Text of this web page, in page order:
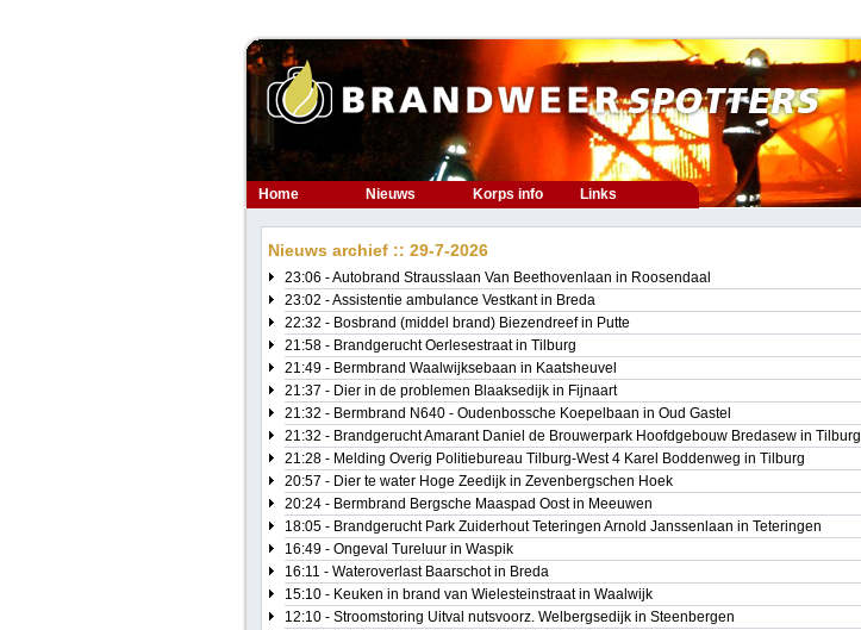
Home Nieuws Korps info Links
Nieuws archief :: 29-7-2026
23:06 - Autobrand Strausslaan Van Beethovenlaan in Roosendaal
23:02 - Assistentie ambulance Vestkant in Breda
22:32 - Bosbrand (middel brand) Biezendreef in Putte
21:58 - Brandgerucht Oerlesestraat in Tilburg
21:49 - Bermbrand Waalwijksebaan in Kaatsheuvel
21:37 - Dier in de problemen Blaaksedijk in Fijnaart
21:32 - Bermbrand N640 - Oudenbossche Koepelbaan in Oud Gastel
21:32 - Brandgerucht Amarant Daniel de Brouwerpark Hoofdgebouw Bredasew in Tilburg
21:28 - Melding Overig Politiebureau Tilburg-West 4 Karel Boddenweg in Tilburg
20:57 - Dier te water Hoge Zeedijk in Zevenbergschen Hoek
20:24 - Bermbrand Bergsche Maaspad Oost in Meeuwen
18:05 - Brandgerucht Park Zuiderhout Teteringen Arnold Janssenlaan in Teteringen
16:49 - Ongeval Tureluur in Waspik
16:11 - Wateroverlast Baarschot in Breda
15:10 - Keuken in brand van Wielesteinstraat in Waalwijk
12:10 - Stroomstoring Uitval nutsvoorz. Welbergsedijk in Steenbergen